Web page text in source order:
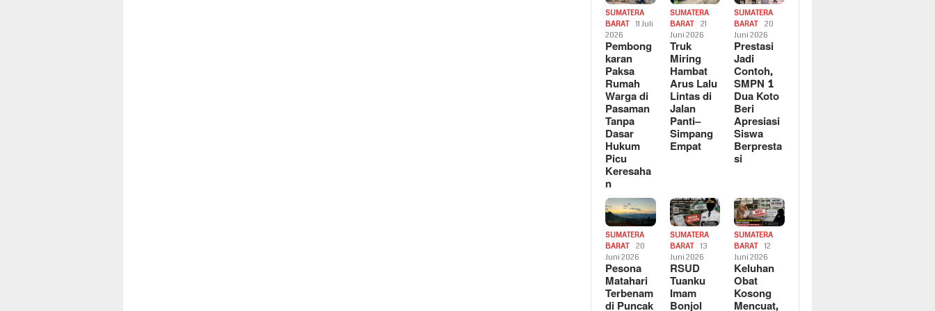
SUMATERA
BARAT
11 Juli
2026
Pembong
karan
Paksa
Rumah
Warga di
Pasaman
Tanpa
Dasar
Hukum
Picu
Keresaha
n
SUMATERA
BARAT
21
Juni 2026
Truk
Miring
Hambat
Arus Lalu
Lintas di
Jalan
Panti–
Simpang
Empat
SUMATERA
BARAT
20
Juni 2026
Prestasi
Jadi
Contoh,
SMPN 1
Dua Koto
Beri
Apresiasi
Siswa
Berpresta
si
SUMATERA
BARAT
20
Juni 2026
Pesona
Matahari
Terbenam
di Puncak
SUMATERA
BARAT
13
Juni 2026
RSUD
Tuanku
Imam
Bonjol
SUMATERA
BARAT
12
Juni 2026
Keluhan
Obat
Kosong
Mencuat,